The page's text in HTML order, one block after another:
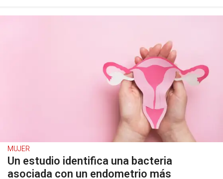
MUJER
Un estudio identifica una bacteria
asociada con un endometrio más